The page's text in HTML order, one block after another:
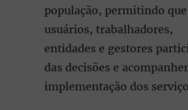
população, permitindo que
usuários, trabalhadores,
entidades e gestores
das decisões e
implementação dos